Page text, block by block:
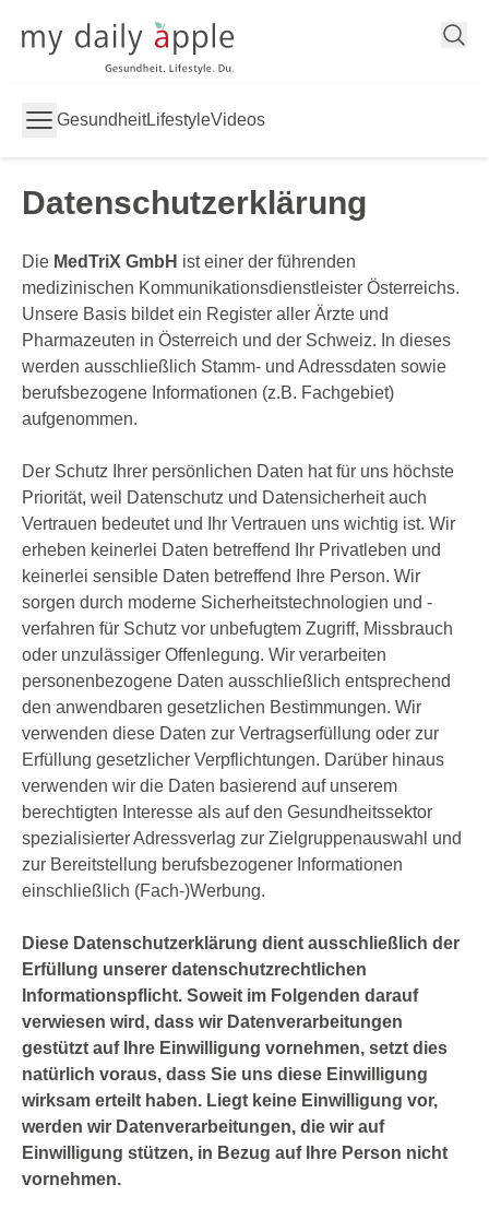
My Daily Apple
GesundheitLifestyleVideos
Datenschutzerklärung
Die MedTriX GmbH ist einer der führenden
medizinischen Kommunikationsdienstleister Österreichs.
Unsere Basis bildet ein Register aller Ärzte und
Pharmazeuten in Österreich und der Schweiz. In dieses
werden ausschließlich Stamm- und Adressdaten sowie
berufsbezogene Informationen (z.B. Fachgebiet)
aufgenommen.
Der Schutz Ihrer persönlichen Daten hat für uns höchste
Priorität, weil Datenschutz und Datensicherheit auch
Vertrauen bedeutet und Ihr Vertrauen uns wichtig ist. Wir
erheben keinerlei Daten betreffend Ihr Privatleben und
keinerlei sensible Daten betreffend Ihre Person. Wir
sorgen durch moderne Sicherheitstechnologien und -
verfahren für Schutz vor unbefugtem Zugriff, Missbrauch
oder unzulässiger Offenlegung. Wir verarbeiten
personenbezogene Daten ausschließlich entsprechend
den anwendbaren gesetzlichen Bestimmungen. Wir
verwenden diese Daten zur Vertragserfüllung oder zur
Erfüllung gesetzlicher Verpflichtungen. Darüber hinaus
verwenden wir die Daten basierend auf unserem
berechtigten Interesse als auf den Gesundheitssektor
spezialisierter Adressverlag zur Zielgruppenauswahl und
zur Bereitstellung berufsbezogener Informationen
einschließlich (Fach-)Werbung.
Diese Datenschutzerklärung dient ausschließlich der
Erfüllung unserer datenschutzrechtlichen
Informationspflicht. Soweit im Folgenden darauf
verwiesen wird, dass wir Datenverarbeitungen
gestützt auf Ihre Einwilligung vornehmen, setzt dies
natürlich voraus, dass Sie uns diese Einwilligung
wirksam erteilt haben. Liegt keine Einwilligung vor,
werden wir Datenverarbeitungen, die wir auf
Einwilligung stützen, in Bezug auf Ihre Person nicht
vornehmen.